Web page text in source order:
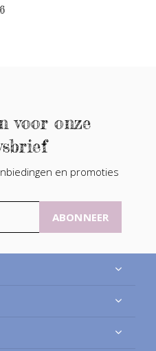
voor onze
en promoties
ABONNEER